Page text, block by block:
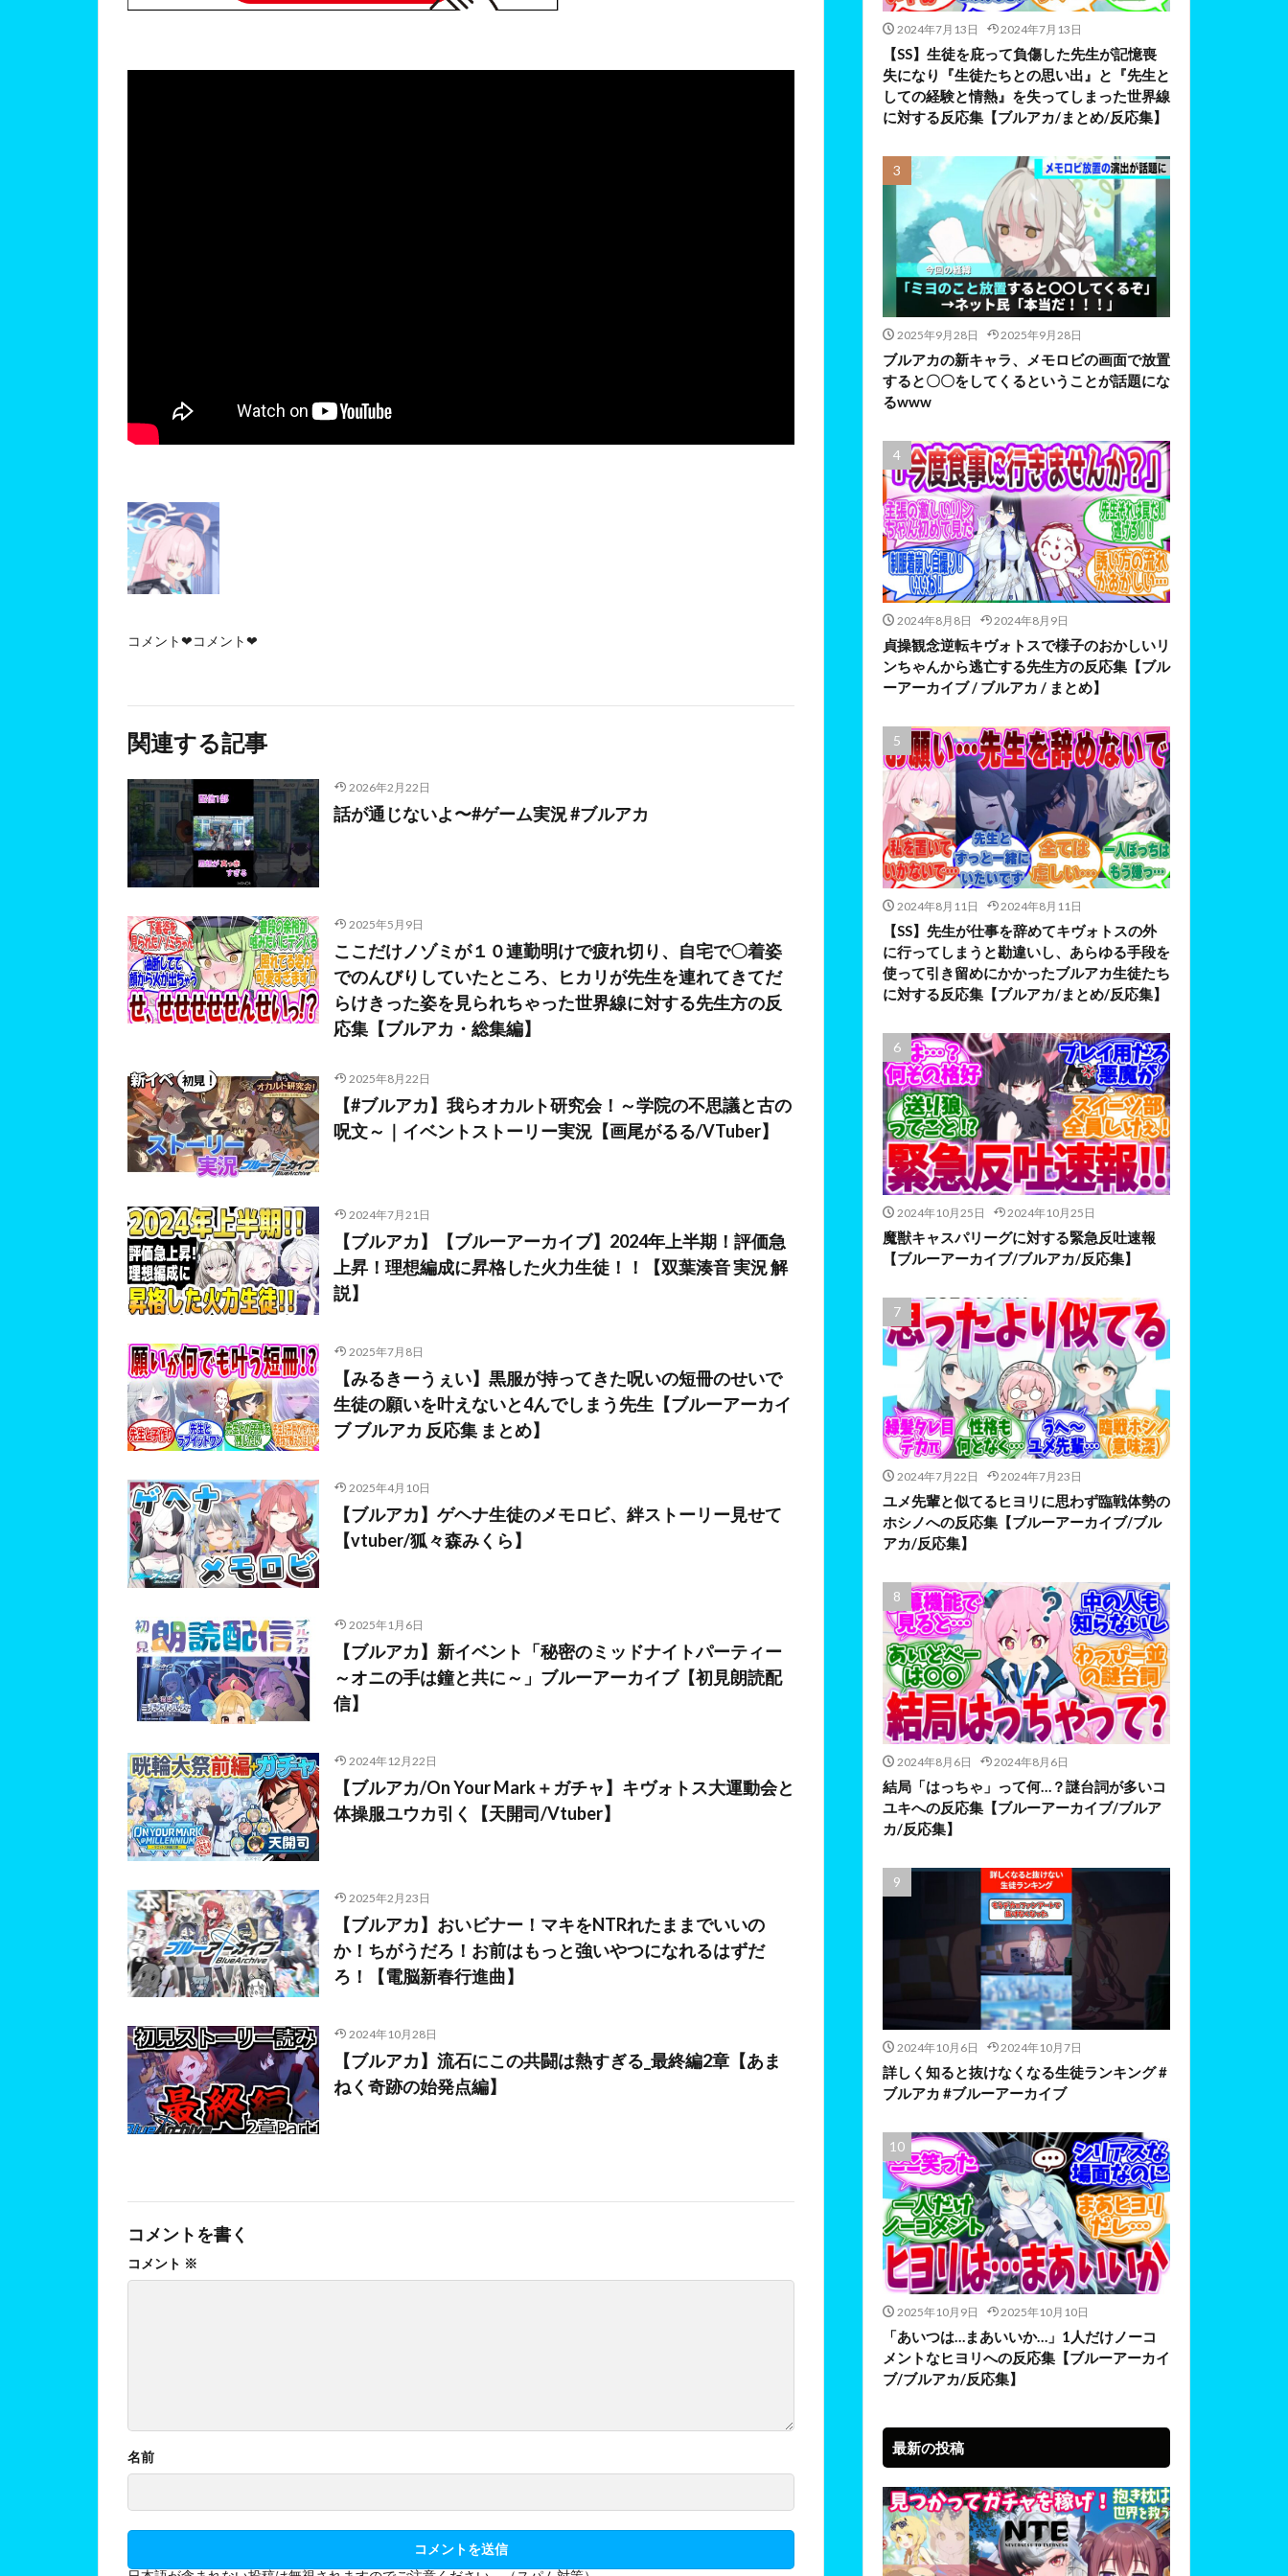
コメント❤コメント❤
関連する記事
2026年2月22日
話が通じないよ〜#ゲーム実況 #ブルアカ
2025年5月9日
ここだけノゾミが１０連勤明けで疲れ切り、自宅で〇着姿
でのんびりしていたところ、ヒカリが先生を連れてきてだ
らけきった姿を見られちゃった世界線に対する先生方の反
応集【ブルアカ・総集編】
2025年8月22日
【#ブルアカ】我らオカルト研究会！～学院の不思議と古の
呪文～｜イベントストーリー実況【画尾がるる/VTuber】
2024年7月21日
【ブルアカ】【ブルーアーカイブ】2024年上半期！評価急
上昇！理想編成に昇格した火力生徒！！【双葉湊音 実況 解
説】
2025年7月8日
【みるきーうぇい】黒服が持ってきた呪いの短冊のせいで
生徒の願いを叶えないと4んでしまう先生【ブルーアーカイ
ブ ブルアカ 反応集 まとめ】
2025年4月10日
【ブルアカ】ゲヘナ生徒のメモロビ、絆ストーリー見せて
【vtuber/狐々森みくら】
2025年1月6日
【ブルアカ】新イベント「秘密のミッドナイトパーティー
～オニの手は鐘と共に～」ブルーアーカイブ【初見朗読配
信】
2024年12月22日
【ブルアカ/On Your Mark＋ガチャ】キヴォトス大運動会と
体操服ユウカ引く【天開司/Vtuber】
2025年2月23日
【ブルアカ】おいビナー！マキをNTRれたままでいいの
か！ちがうだろ！お前はもっと強いやつになれるはずだ
ろ！【電脳新春行進曲】
2024年10月28日
【ブルアカ】流石にこの共闘は熱すぎる_最終編2章【あま
ねく奇跡の始発点編】
コメントを書く
コメント ※
名前
2024年7月13日 2024年7月13日
【SS】生徒を庇って負傷した先生が記憶喪
失になり『生徒たちとの思い出』と『先生と
しての経験と情熱』を失ってしまった世界線
に対する反応集【ブルアカ/まとめ/反応集】
2025年9月28日 2025年9月28日
ブルアカの新キャラ、メモロビの画面で放置
すると〇〇をしてくるということが話題にな
るwww
2024年8月8日 2024年8月9日
貞操観念逆転キヴォトスで様子のおかしいリ
ンちゃんから逃亡する先生方の反応集【ブル
ーアーカイブ / ブルアカ / まとめ】
2024年8月11日 2024年8月11日
【SS】先生が仕事を辞めてキヴォトスの外
に行ってしまうと勘違いし、あらゆる手段を
使って引き留めにかかったブルアカ生徒たち
に対する反応集【ブルアカ/まとめ/反応集】
2024年10月25日 2024年10月25日
魔獣キャスパリーグに対する緊急反吐速報
【ブルーアーカイブ/ブルアカ/反応集】
2024年7月22日 2024年7月23日
ユメ先輩と似てるヒヨリに思わず臨戦体勢の
ホシノへの反応集【ブルーアーカイブ/ブル
アカ/反応集】
2024年8月6日 2024年8月6日
結局「はっちゃ」って何…？謎台詞が多いコ
ユキへの反応集【ブルーアーカイブ/ブルア
カ/反応集】
2024年10月6日 2024年10月7日
詳しく知ると抜けなくなる生徒ランキング #
ブルアカ #ブルーアーカイブ
2025年10月9日 2025年10月10日
「あいつは…まあいいか…」1人だけノーコ
メントなヒヨリへの反応集【ブルーアーカイ
ブ/ブルアカ/反応集】
最新の投稿